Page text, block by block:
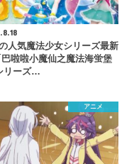
人気魔法少女シリーズ最新
啦啦小魔仙之魔法海蛍堡
リーズ…
アニメ